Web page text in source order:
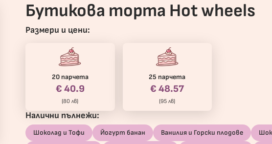
Бутикова торта Hot wheels
Размери и цени:
20 парчета
€ 40.9
(80 лв)
25 парчета
€ 48.57
(95 лв)
Налични пълнежи:
Шоколад и Тофи Йогурт банан Ванилия и Горски плодове